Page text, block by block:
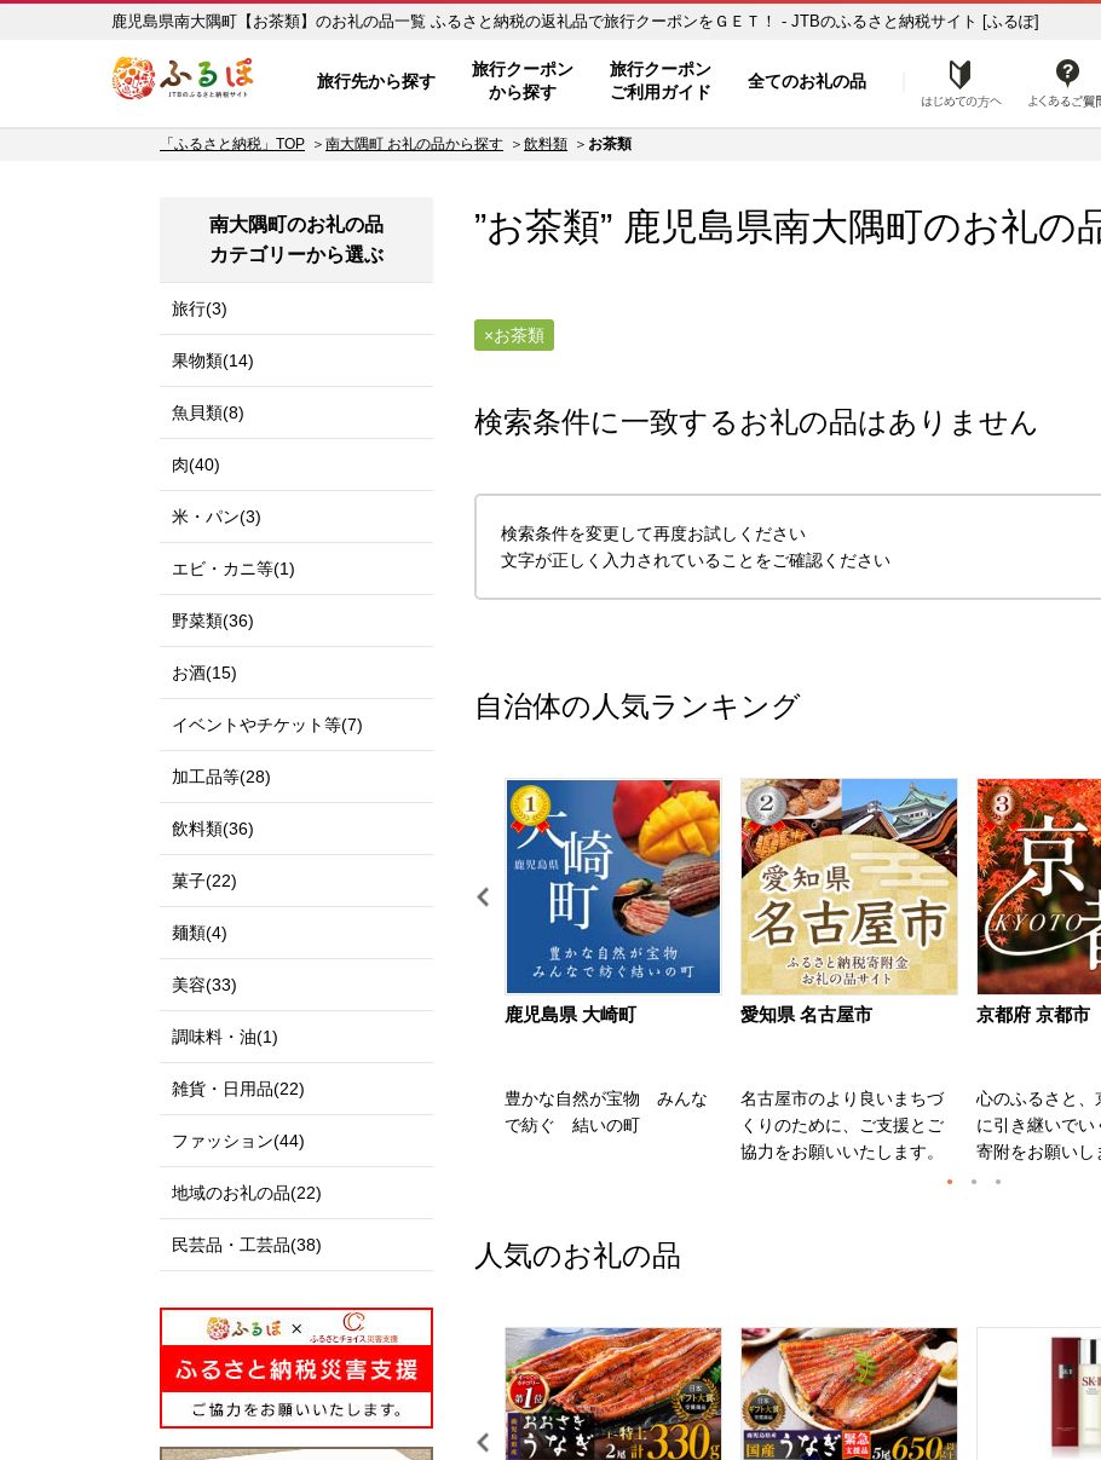
鹿児島県南大隅町【お茶類】のお礼の品一覧 ふるさと納税の返礼品で旅行クーポンをＧＥＴ！ - JTBのふるさと納税サイト [ふるぽ]
旅行先から探す
旅行クーポン
から探す
旅行クーポン
ご利用ガイド
全てのお礼の品 はじめて
「ふるさと納税」TOP 南大隅町 お礼の品から探す 飲料類 お茶類
”お茶類” 鹿児島県南大隅町のお礼の
お茶類
検索条件に一致するお礼の品はありません
検索条件を変更して再度お試しください
文字が正しく入力されていることをご確認ください
自治体の人気ランキング
伊達政宗公の城下町として
な都市空間が共存する杜の
発展にご支援とご協力をお
12
鳥取県 北栄町
私たちのまち北栄町は、鳥
口約14,000人の町です。
松の景色が美しい北条砂丘
を望む黒ぼく地帯の丘陵地
れています。
この豊かな自然環境を生か
し、スイカ、ぶどう、らっ
きょう、長芋などさまざま
な魅力ある農産物が生み出
されています。
鹿児島県 大崎町
豊かな自然が宝物 みんな
で紡ぐ 結いの町
愛知県 名古屋市
名古屋市のより良いまちづ
くりのために、ご支援とご
協力をお願いいたします。
京都府 京都市
心のふるさと、
に引き継いでい
寄附をお願いし
人気のお礼の品
南大隅町のお礼の品
カテゴリーから選ぶ
旅行(3)
果物類(14)
魚貝類(8)
肉(40)
米・パン(3)
エビ・カニ等(1)
野菜類(36)
お酒(15)
イベントやチケット等(7)
加工品等(28)
飲料類(36)
菓子(22)
麺類(4)
美容(33)
調味料・油(1)
雑貨・日用品(22)
ファッション(44)
地域のお礼の品(22)
民芸品・工芸品(38)